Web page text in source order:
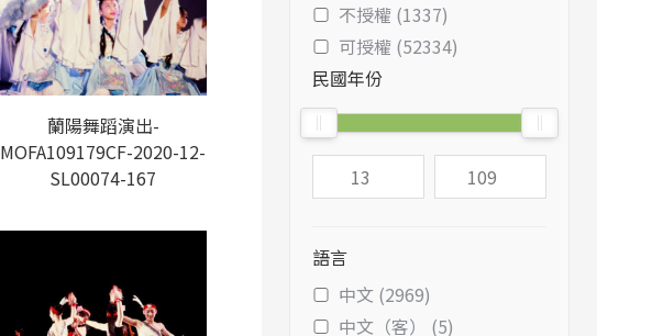
蘭陽舞蹈演出-
MOFA109179CF-2020-12-
SL00074-167
不授權 (1337)
可授權 (52334)
民國年份
語言
中文 (2969)
中文（客） (5)